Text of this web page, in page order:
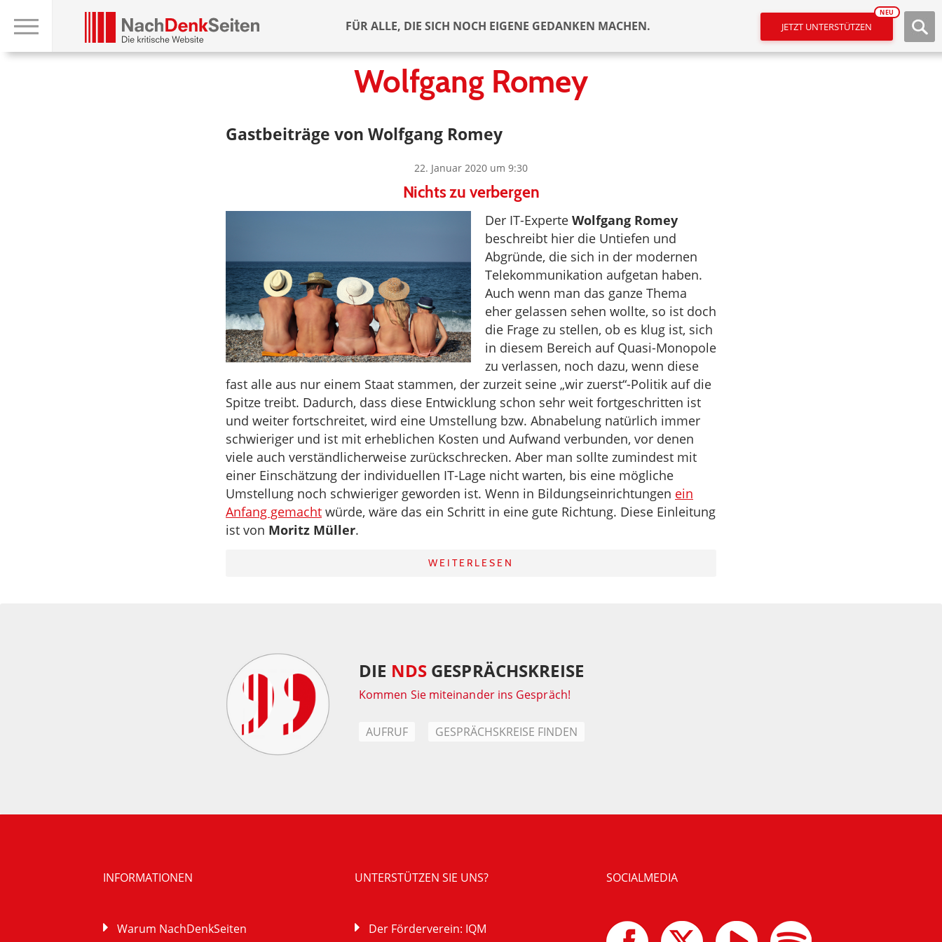
FÜR ALLE, DIE SICH NOCH EIGENE GEDANKEN MACHEN. JETZT UNTERSTÜTZEN
NEU
Wolfgang Romey
Gastbeiträge von Wolfgang Romey
22. Januar 2020 um 9:30
Nichts zu verbergen
Der IT-Experte Wolfgang Romey
beschreibt hier die Untiefen und
Abgründe, die sich in der modernen
Telekommunikation aufgetan haben.
Auch wenn man das ganze Thema
eher gelassen sehen wollte, so ist doch
die Frage zu stellen, ob es klug ist, sich
in diesem Bereich auf Quasi-Monopole
zu verlassen, noch dazu, wenn diese
fast alle aus nur einem Staat stammen, der zurzeit seine „wir zuerst“-Politik auf die
Spitze treibt. Dadurch, dass diese Entwicklung schon sehr weit fortgeschritten ist
und weiter fortschreitet, wird eine Umstellung bzw. Abnabelung natürlich immer
schwieriger und ist mit erheblichen Kosten und Aufwand verbunden, vor denen
viele auch verständlicherweise zurückschrecken. Aber man sollte zumindest mit
einer Einschätzung der individuellen IT-Lage nicht warten, bis eine mögliche
Umstellung noch schwieriger geworden ist. Wenn in Bildungseinrichtungen ein
Anfang gemacht würde, wäre das ein Schritt in eine gute Richtung. Diese Einleitung
ist von Moritz Müller.
WEITERLESEN
DIE NDSGESPRÄCHSKREISE
Kommen Sie miteinander ins Gespräch!
AUFRUF GESPRÄCHSKREISE FINDEN
INFORMATIONEN
Warum NachDenkSeiten
UNTERSTÜTZEN SIE UNS?
Der Förderverein: IQM
SOCIALMEDIA